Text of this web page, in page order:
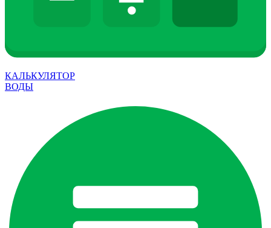
КАЛЬКУЛЯТОР
ВОДЫ